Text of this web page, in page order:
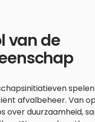
van de
afvalbeheer. Van
over duurzaamheid,